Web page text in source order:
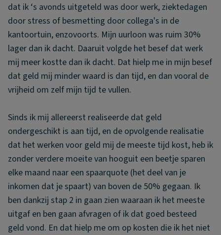
dat ik ‘s avonds uitgeteld was door werk, ziektedagen
door stress of besmetting door collega's in de
kantoortuin, enzovoorts. Mijn uurloon was ruim 30%
lager dan ik dacht. Daaruit volgde het besef dat werk
mij meer kostte dan ik dacht. Dat hielp me in mijn besef
dat geld mij minder waard is dan tijd, en dan vooral de
vrijheid om zelf mijn tijd te vullen.
Sinds ik mij allereerst realiseerde dat geld
ondergeschikt is aan tijd, en de opvolgende realisatie
dat het werken voor geld mij de meeste tijd kost, heb ik
zonder verdere moeite van hooguit een beetje sparen
elke maand naar een spaarquote (het deel van je
inkomen dat je spaart) van boven de 50% gegaan. Ik
ben dankzij stap 2 in gaan zien waaraan ik het meeste
uitgaf en ben gaan afvragen of ik dat goed besteed
geld vond. En dat hielp me om op kosten die ik het niet